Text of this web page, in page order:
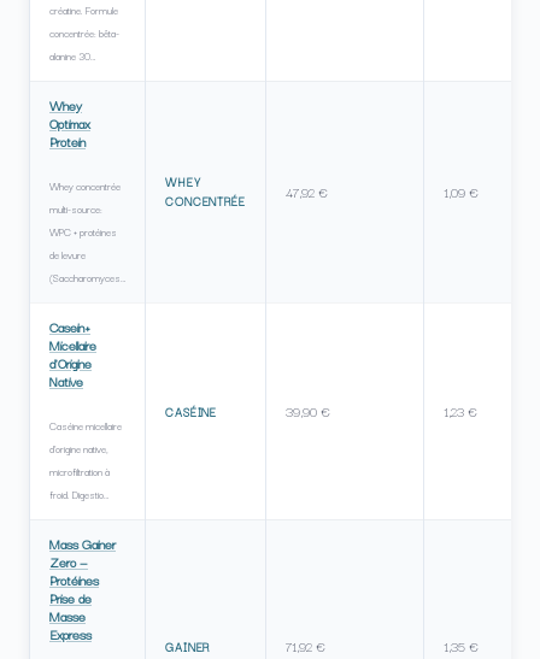
créatine. Formule
concentrée: bêta-
alanine 30…
Whey
Optimax
Protein
Whey concentrée
multi-source:
WPC + protéines
de levure
(Saccharomyces…
WHEY
CONCENTRÉE
47,92 € 1,09 €
Casein+
Micellaire
d'Origine
Native
Caséine micellaire
d'origine native,
microfiltration à
froid. Digestio…
CASÉINE 39,90 € 1,23 €
Mass Gainer
Zero —
Protéines
Prise de
Masse
Express
GAINER 71,92 € 1,35 €